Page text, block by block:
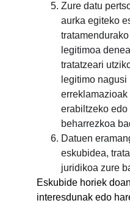
Zure datu
aurka egiteko
legitimoa
tratatzeari
legitimo
erreklamazioak
erabiltzeko
beharrezkoa
Datuen
eskubidea,
juridikoa zure
Eskubide horiek
interesdunak edo